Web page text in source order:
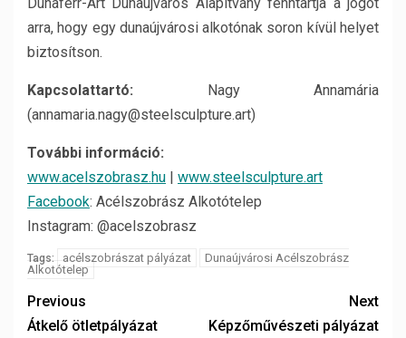
arra, hogy egy dunaújvárosi alkotónak soron kívül helyet
biztosítson.
Kapcsolattartó: Nagy Annamária
(annamaria.nagy@steelsculpture.art)
További információ:
www.acelszobrasz.hu | www.steelsculpture.art
Facebook: Acélszobrász Alkotótelep
Instagram: @acelszobrasz
Tags: acélszobrászat pályázat
Dunaújvárosi Acélszobrász
Alkotótelep
Previous
Átkelő ötletpályázat
Next
Képzőművészeti pályázat